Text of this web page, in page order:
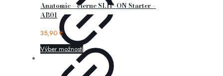
Anatomic – čierne SLIP-ON Starter –
AB01
35,90 €
Výber možností